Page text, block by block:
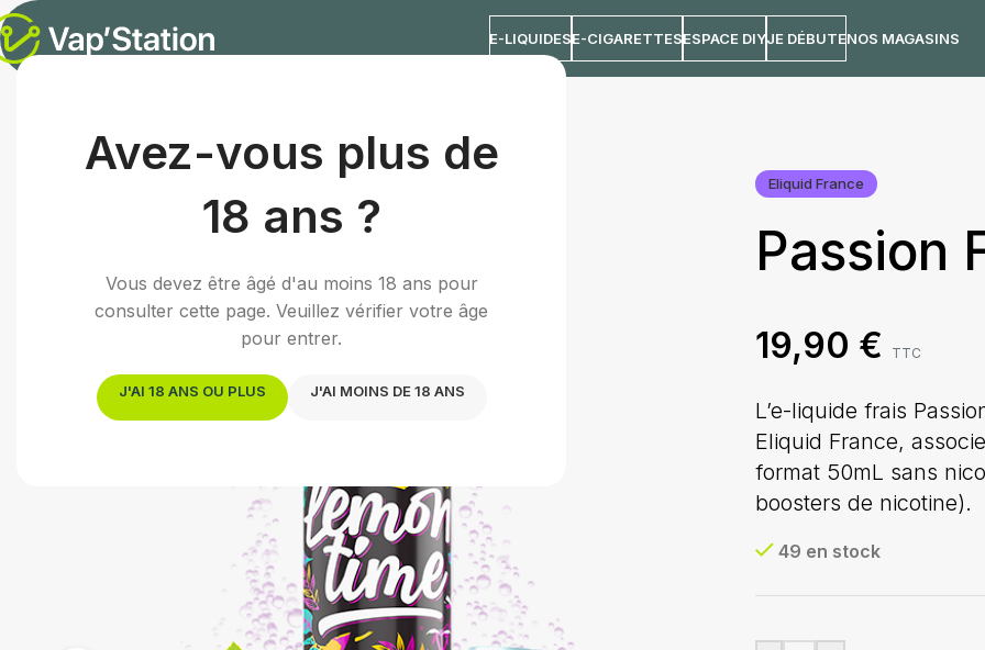
Avez-vous plus de
18 ans ?
Vous devez être âgé d'au moins 18 ans pour
consulter cette page. Veuillez vérifier votre âge
pour entrer.
J'AI 18 ANS OU PLUS J'AI MOINS DE 18 ANS
E-LIQUIDESE-CIGARETTESESPACE DIYJE DÉBUTENOS MAGASINS
/E-liquides Passion Fruit | 50mL
Eliquid France
Passion
19,90 € TTC
L’e-liquide frais
Eliquid France,
format 50mL sans
boosters de nicotine).
49 en stock